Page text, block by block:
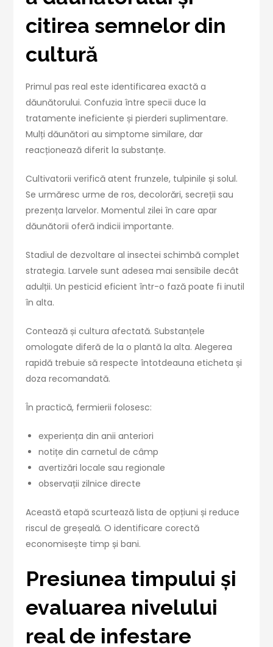
citirea semnelor din
cultură
Primul pas real este identificarea exactă a
dăunătorului. Confuzia între specii duce la
tratamente ineficiente și pierderi suplimentare.
Mulți dăunători au simptome similare, dar
reacționează diferit la substanțe.
Cultivatorii verifică atent frunzele, tulpinile și solul.
Se urmăresc urme de ros, decolorări, secreții sau
prezența larvelor. Momentul zilei în care apar
dăunătorii oferă indicii importante.
Stadiul de dezvoltare al insectei schimbă complet
strategia. Larvele sunt adesea mai sensibile decât
adulții. Un pesticid eficient într-o fază poate fi inutil
în alta.
Contează și cultura afectată. Substanțele
omologate diferă de la o plantă la alta. Alegerea
rapidă trebuie să respecte întotdeauna eticheta și
doza recomandată.
În practică, fermierii folosesc:
experiența din anii anteriori
notițe din carnetul de câmp
avertizări locale sau regionale
observații zilnice directe
Această etapă scurtează lista de opțiuni și reduce
riscul de greșeală. O identificare corectă
economisește timp și bani.
Presiunea timpului și
evaluarea nivelului
real de infestare